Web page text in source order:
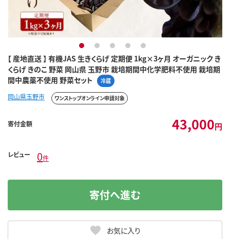
【 産地直送 】 有機JAS 生きくらげ 定期便 1kg×3ヶ月 オーガニック き
くらげ きのこ 野菜 岡山県 玉野市 栽培期間中化学肥料不使用 栽培期
間中農薬不使用 野菜セット
冷蔵
1 2 3 4 5
岡山県玉野市 ワンストップオンライン申請対象
寄付金額 43,000円
レビュー 0件
お気に入り
寄付へ進む